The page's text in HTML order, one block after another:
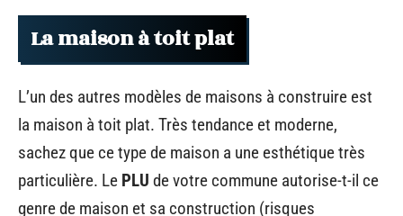
La maison à toit plat
L’un des autres modèles de maisons à construire est
la maison à toit plat. Très tendance et moderne,
sachez que ce type de maison a une esthétique très
particulière. Le PLU de votre commune autorise-t-il ce
genre de maison et sa construction (risques